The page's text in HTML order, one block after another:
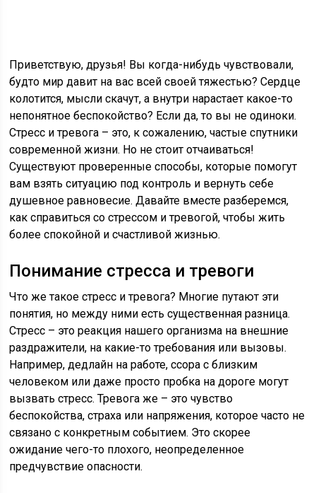
Приветствую, друзья! Вы когда-нибудь чувствовали,
будто мир давит на вас всей своей тяжестью? Сердце
колотится, мысли скачут, а внутри нарастает какое-то
непонятное беспокойство? Если да, то вы не одиноки.
Стресс и тревога – это, к сожалению, частые спутники
современной жизни. Но не стоит отчаиваться!
Существуют проверенные способы, которые помогут
вам взять ситуацию под контроль и вернуть себе
душевное равновесие. Давайте вместе разберемся,
как справиться со стрессом и тревогой, чтобы жить
более спокойной и счастливой жизнью.
Понимание стресса и тревоги
Что же такое стресс и тревога? Многие путают эти
понятия, но между ними есть существенная разница.
Стресс – это реакция нашего организма на внешние
раздражители, на какие-то требования или вызовы.
Например, дедлайн на работе, ссора с близким
человеком или даже просто пробка на дороге могут
вызвать стресс. Тревога же – это чувство
беспокойства, страха или напряжения, которое часто не
связано с конкретным событием. Это скорее
ожидание чего-то плохого, неопределенное
предчувствие опасности.